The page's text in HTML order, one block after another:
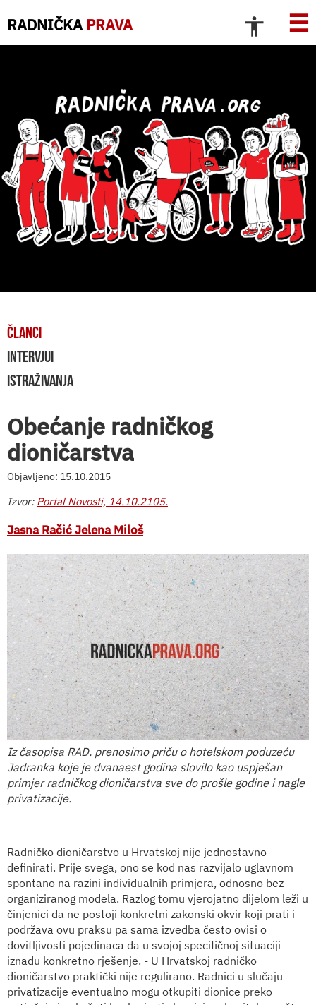
RADNIČKA PRAVA ☰
ČLANCI
INTERVJUI
ISTRAŽIVANJA
Obećanje radničkog
dioničarstva
Objavljeno: 15.10.2015
Izvor: Portal Novosti, 14.10.2105.
Jasna Račić Jelena Miloš
Iz časopisa RAD. prenosimo priču o hotelskom poduzeću
Jadranka koje je dvanaest godina slovilo kao uspješan
primjer radničkog dioničarstva sve do prošle godine i nagle
privatizacije.
Radničko dioničarstvo u Hrvatskoj nije jednostavno
definirati. Prije svega, ono se kod nas razvijalo uglavnom
spontano na razini individualnih primjera, odnosno bez
organiziranog modela. Razlog tomu vjerojatno dijelom leži u
činjenici da ne postoji konkretni zakonski okvir koji prati i
podržava ovu praksu pa sama izvedba često ovisi o
dovitljivosti pojedinaca da u svojoj specifičnoj situaciji
iznađu konkretno rješenje. - U Hrvatskoj radničko
dioničarstvo praktički nije regulirano. Radnici u slučaju
privatizacije eventualno mogu otkupiti dionice preko